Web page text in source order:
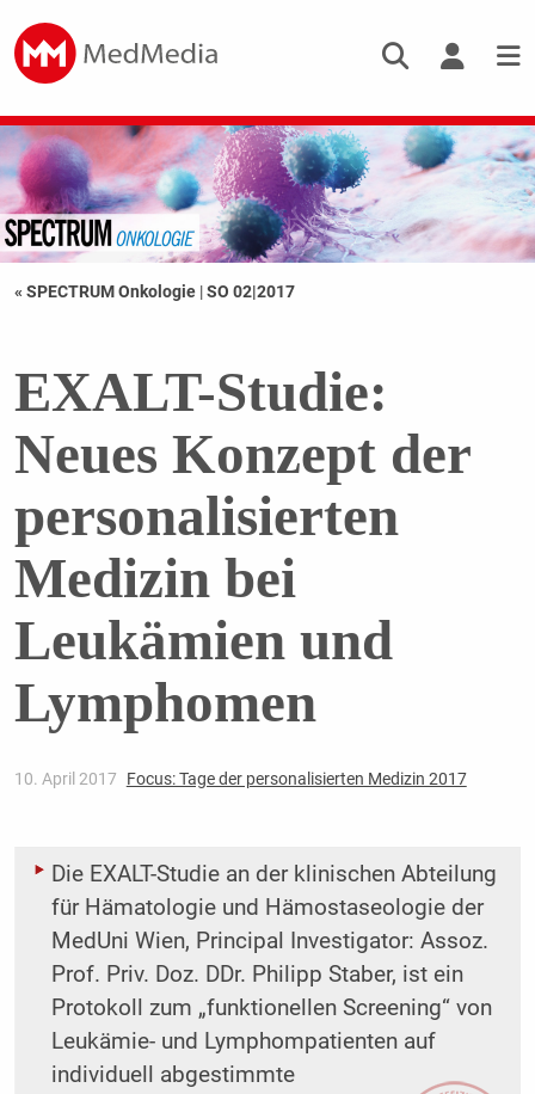
« SPECTRUM Onkologie |SO 02|2017
EXALT-Studie:
Neues Konzept der
personalisierten
Medizin bei
Leukämien und
Lymphomen
10. April 2017 Focus: Tage der personalisierten Medizin 2017
Die EXALT-Studie an der klinischen Abteilung
für Hämatologie und Hämostaseologie der
MedUni Wien, Principal Investigator: Assoz.
Prof. Priv. Doz. DDr. Philipp Staber, ist ein
Protokoll zum „funktionellen Screening“ von
Leukämie- und Lymphompatienten auf
individuell abgestimmte